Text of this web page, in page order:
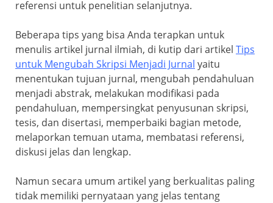
referensi untuk penelitian selanjutnya.
Beberapa tips yang bisa Anda terapkan untuk
menulis artikel jurnal ilmiah, di kutip dari artikel Tips
untuk Mengubah Skripsi Menjadi Jurnal yaitu
menentukan tujuan jurnal, mengubah pendahuluan
menjadi abstrak, melakukan modifikasi pada
pendahuluan, mempersingkat penyusunan skripsi,
tesis, dan disertasi, memperbaiki bagian metode,
melaporkan temuan utama, membatasi referensi,
diskusi jelas dan lengkap.
Namun secara umum artikel yang berkualitas paling
tidak memiliki pernyataan yang jelas tentang